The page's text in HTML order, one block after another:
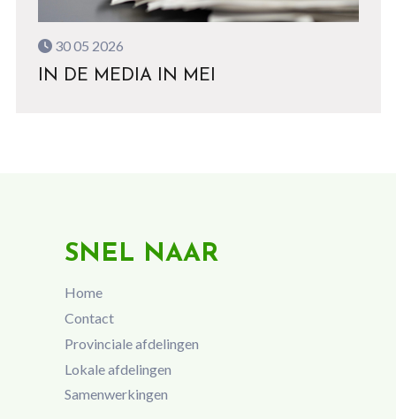
30 05 2026
IN DE MEDIA IN MEI
SNEL NAAR
Home
Contact
Provinciale afdelingen
Lokale afdelingen
Samenwerkingen